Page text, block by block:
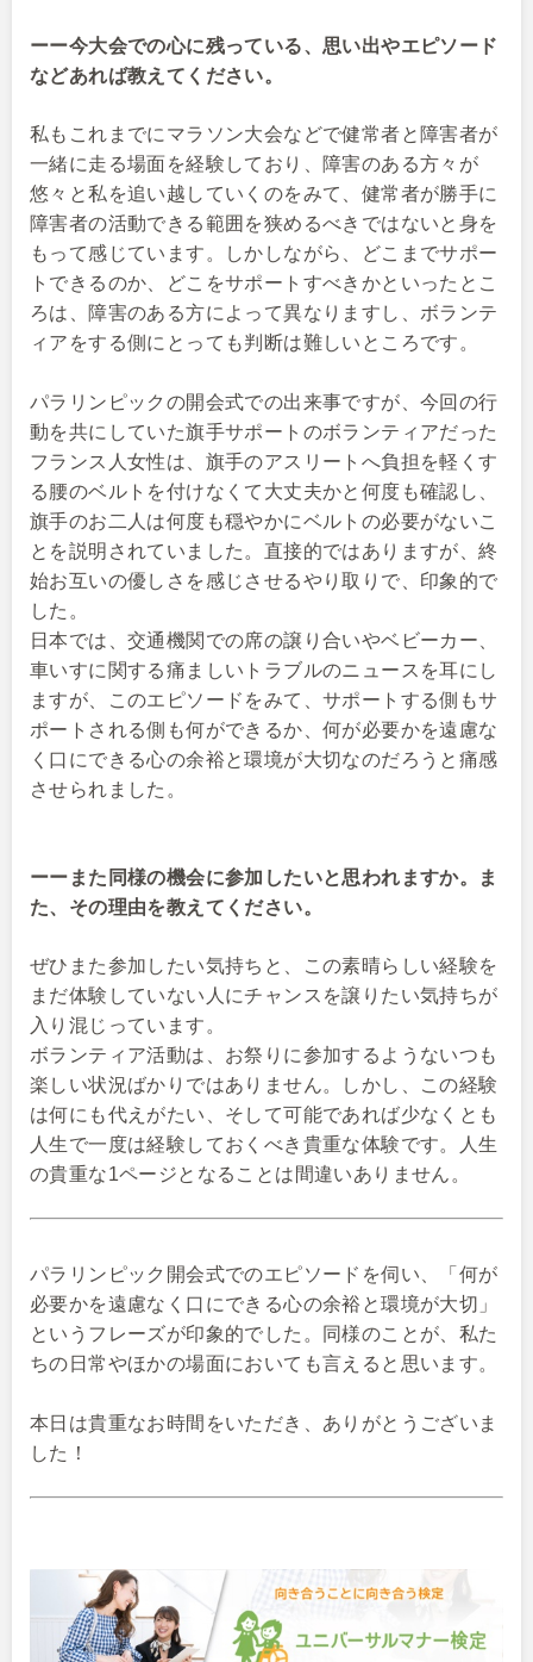
ーー今大会での心に残っている、思い出やエピソード
などあれば教えてください。
私もこれまでにマラソン大会などで健常者と障害者が
一緒に走る場面を経験しており、障害のある方々が
悠々と私を追い越していくのをみて、健常者が勝手に
障害者の活動できる範囲を狭めるべきではないと身を
もって感じています。しかしながら、どこまでサポー
トできるのか、どこをサポートすべきかといったとこ
ろは、障害のある方によって異なりますし、ボランテ
ィアをする側にとっても判断は難しいところです。
パラリンピックの開会式での出来事ですが、今回の行
動を共にしていた旗手サポートのボランティアだった
フランス人女性は、旗手のアスリートへ負担を軽くす
る腰のベルトを付けなくて大丈夫かと何度も確認し、
旗手のお二人は何度も穏やかにベルトの必要がないこ
とを説明されていました。直接的ではありますが、終
始お互いの優しさを感じさせるやり取りで、印象的で
した。
日本では、交通機関での席の譲り合いやベビーカー、
車いすに関する痛ましいトラブルのニュースを耳にし
ますが、このエピソードをみて、サポートする側もサ
ポートされる側も何ができるか、何が必要かを遠慮な
く口にできる心の余裕と環境が大切なのだろうと痛感
させられました。
ーーまた同様の機会に参加したいと思われますか。ま
た、その理由を教えてください。
ぜひまた参加したい気持ちと、この素晴らしい経験を
まだ体験していない人にチャンスを譲りたい気持ちが
入り混じっています。
ボランティア活動は、お祭りに参加するようないつも
楽しい状況ばかりではありません。しかし、この経験
は何にも代えがたい、そして可能であれば少なくとも
人生で一度は経験しておくべき貴重な体験です。人生
の貴重な1ページとなることは間違いありません。
パラリンピック開会式でのエピソードを伺い、「何が
必要かを遠慮なく口にできる心の余裕と環境が大切」
というフレーズが印象的でした。同様のことが、私た
ちの日常やほかの場面においても言えると思います。
本日は貴重なお時間をいただき、ありがとうございま
した！